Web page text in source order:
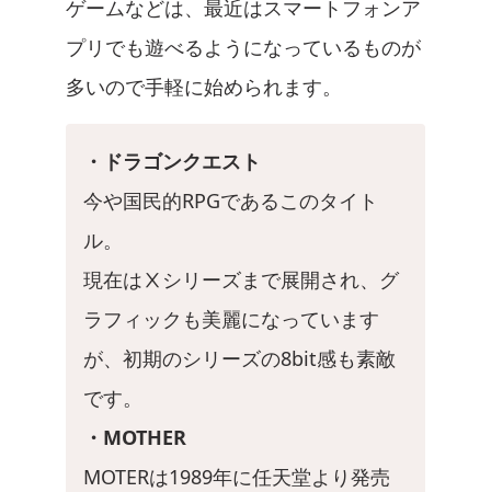
ゲームなどは、最近はスマートフォンア
プリでも遊べるようになっているものが
多いので手軽に始められます。
・ドラゴンクエスト
今や国民的RPGであるこのタイト
ル。
現在はⅩシリーズまで展開され、グ
ラフィックも美麗になっています
が、初期のシリーズの8bit感も素敵
です。
・MOTHER
MOTERは1989年に任天堂より発売